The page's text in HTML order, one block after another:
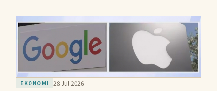
wilayah paling terdampak dan mengeluarkan
peringatan tsunami.
EKONOMI 28 Jul 2026